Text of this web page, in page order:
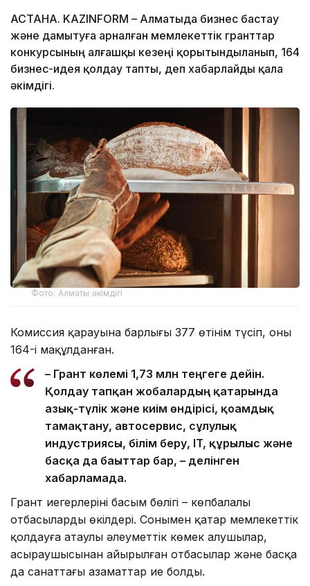
АСТАНА. KAZINFORM – Алматыда бизнес бастау
және дамытуға арналған мемлекеттік гранттар
конкурсының алғашқы кезеңі қорытындыланып, 164
бизнес-идея қолдау тапты, деп хабарлайды қала
әкімдігі.
Фото: Алматы әкімдігі
Комиссия қарауына барлығы 377 өтінім түсіп, оның
164-і мақұлданған.
– Грант көлемі 1,73 млн теңгеге дейін.
Қолдау тапқан жобалардың қатарында
азық-түлік және киім өндірісі, қоғамдық
тамақтану, автосервис, сұлулық
индустриясы, білім беру, IT, құрылыс және
басқа да бағыттар бар, – делінген
хабарламада.
Грант иегерлерінің басым бөлігі – көпбалалы
отбасылардың өкілдері. Сонымен қатар мемлекеттік
қолдауға атаулы әлеуметтік көмек алушылар,
асыраушысынан айырылған отбасылар және басқа
да санаттағы азаматтар ие болды.